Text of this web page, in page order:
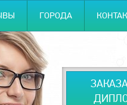
ГОРОДА